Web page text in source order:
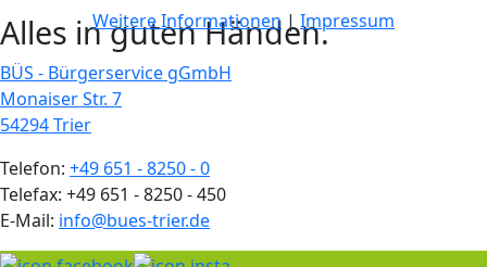
Alles in guten Händen.
BÜS - Bürgerservice gGmbH
Monaiser Str. 7
54294 Trier
Telefon: +49 651 - 8250 - 0
Telefax: +49 651 - 8250 - 450
E-Mail: info@bues-trier.de
Weitere Informationen | Impressum